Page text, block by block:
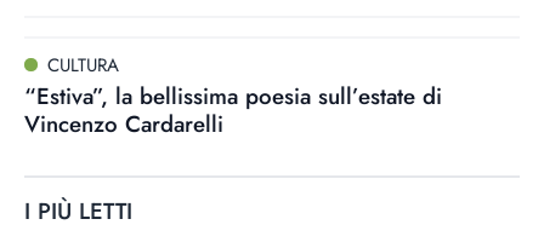
CULTURA
“Estiva”, la bellissima poesia sull’estate di
Vincenzo Cardarelli
I PIÙ LETTI